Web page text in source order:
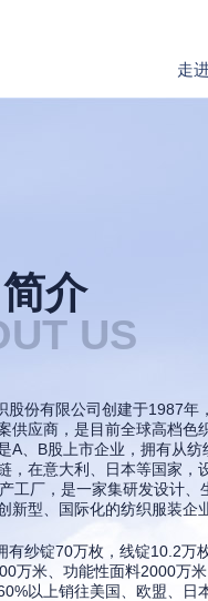
走
介
US
股份有限公司创建于1987年
供应商，是目前全球高档色
A、B股上市企业，拥有从
，在意大利、日本等国家，
工厂，是一家集研发设计
新型、国际化的纺织服装企
有纱锭70万枚，线锭10.2万
万米、功能性面料2000万
以上销往美国、欧盟、日